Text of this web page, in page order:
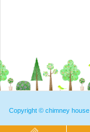
Copyright © chimney house